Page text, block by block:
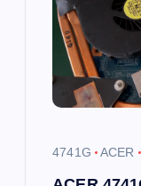
4741G ACER